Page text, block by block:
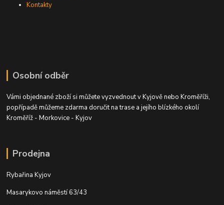
Kontakty
Osobní odběr
Vámi objednané zboží si můžete vyzvednout v Kyjově nebo Kroměříži,
popřípadě můžeme zdarma doručit na trase a jejího blízkého okolí
Kroměříž - Morkovice - Kyjov
Prodejna
Rybařina Kyjov
Masarykovo náměstí 63/43